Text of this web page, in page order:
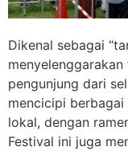
Dikenal sebagai
pengunjung dari
mencicipi
lokal, dengan
Festival ini juga